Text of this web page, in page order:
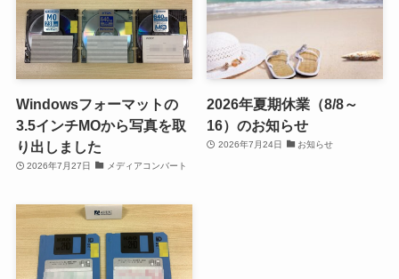
Windowsフォーマットの
3.5インチMOから写真を取
り出しました
2026年7月27日 メディアコンバート
2026年夏期休業（8/8～
16）のお知らせ
2026年7月24日 お知らせ